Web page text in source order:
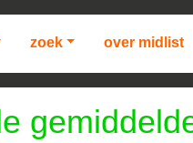
zoek over midlist